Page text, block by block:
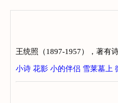
王统照（1897-1957），著有
小诗 花影 小的伴侣 雪莱墓上